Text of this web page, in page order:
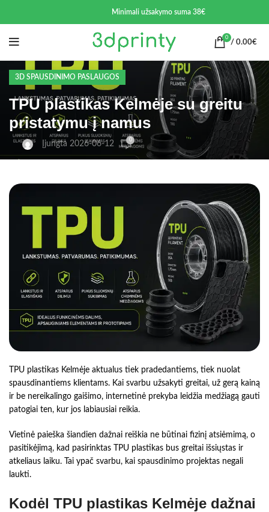
Minimali užsakymo suma 38€
0
/ 0.00€
3D SPAUSDINIMO PASLAUGOS
TPU plastikas Kelmėje su greitu
pristatymu į namus
Įjungta 2026-06-12 0
TPU plastikas Kelmėje aktualus tiek pradedantiems, tiek nuolat
spausdinantiems klientams. Kai svarbu užsakyti greitai, už gerą kainą
ir be nereikalingo gaišimo, internetinė prekyba leidžia medžiagą gauti
patogiai ten, kur jos labiausiai reikia.
Vietinė paieška šiandien dažnai reiškia ne būtinai fizinį atsiėmimą, o
pasitikėjimą, kad pasirinktas TPU plastikas bus greitai išsiųstas ir
atkeliaus laiku. Tai ypač svarbu, kai spausdinimo projektas negali
laukti.
Kodėl TPU plastikas Kelmėje dažnai